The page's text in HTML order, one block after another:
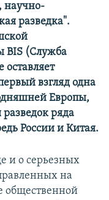
научно-
разведка".
BIS (Служба
взгляд одна
Европы,
ряда
России и Китая.
и о серьезных
на
общественной